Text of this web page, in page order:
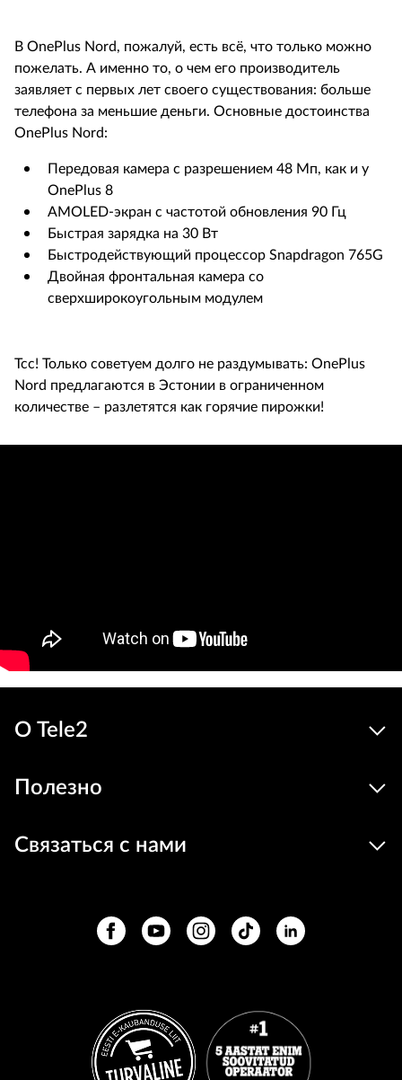
В OnePlus Nord, пожалуй, есть всё, что только можно
пожелать. А именно то, о чем его производитель
заявляет с первых лет своего существования: больше
телефона за меньшие деньги. Основные достоинства
OnePlus Nord:
Передовая камера с разрешением 48 Мп, как и у
OnePlus 8
AMOLED-экран с частотой обновления 90 Гц
Быстрая зарядка на 30 Вт
Быстродействующий процессор Snapdragon 765G
Двойная фронтальная камера со
сверхширокоугольным модулем
Тсс! Только советуем долго не раздумывать: OnePlus
Nord предлагаются в Эстонии в ограниченном
количестве – разлетятся как горячие пирожки!
О Tele2
Полезно
Связаться с нами